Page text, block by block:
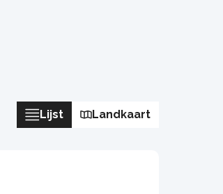
Lijst Landkaart